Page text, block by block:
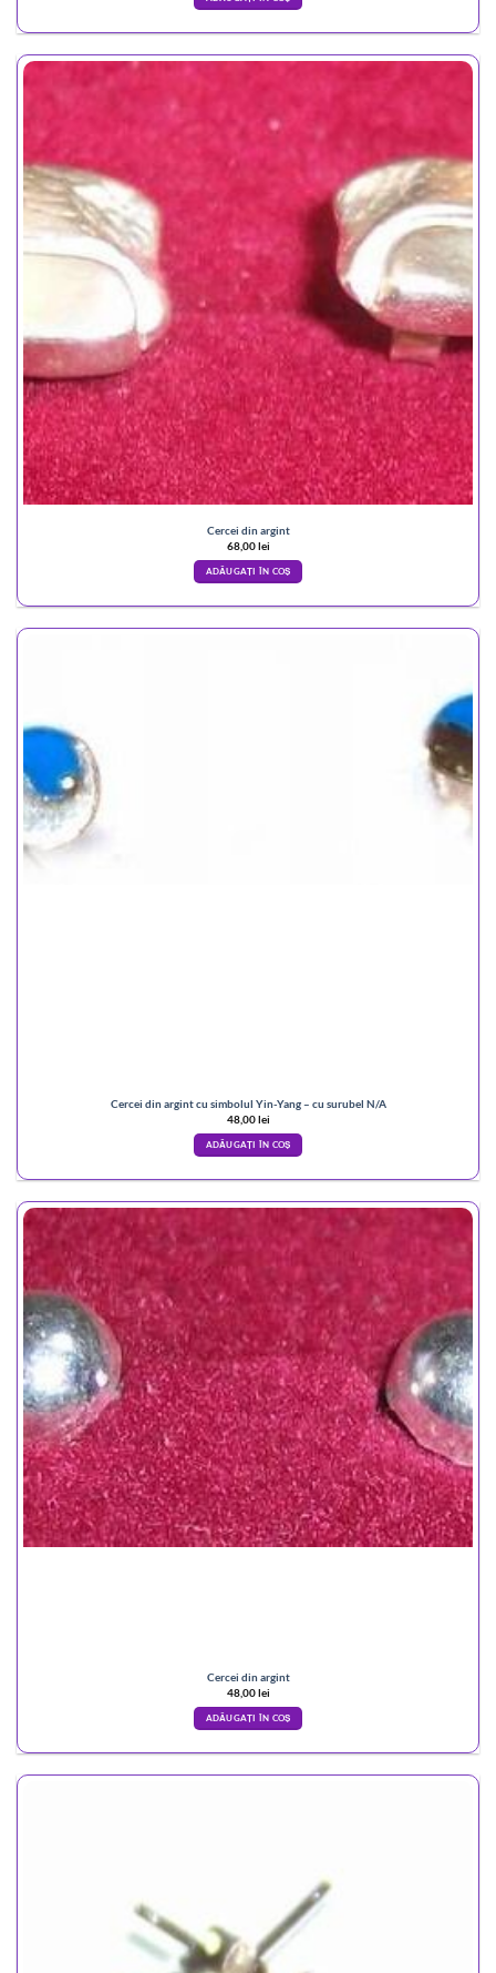
Cercei din argint
68,00lei
ADĂUGAȚI ÎN COȘ
Cercei din argint cu simbolul Yin-Yang – cu surubel N/A
48,00lei
ADĂUGAȚI ÎN COȘ
Cercei din argint
48,00lei
ADĂUGAȚI ÎN COȘ